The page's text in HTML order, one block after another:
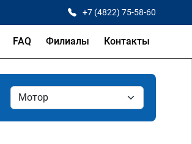
+7 (4822) 75-58-60
FAQ Филиалы Контакты